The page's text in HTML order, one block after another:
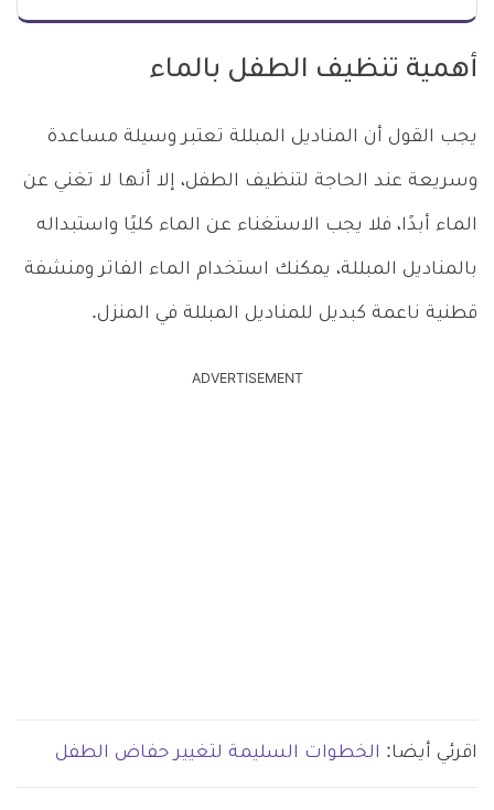
أهمية تنظيف الطفل بالماء
يجب القول أن المناديل المبللة تعتبر وسيلة مساعدة
وسريعة عند الحاجة لتنظيف الطفل، إلا أنها لا تغني عن
الماء أبدًا، فلا يجب الاستغناء عن الماء كليًا واستبداله
بالمناديل المبللة، يمكنك استخدام الماء الفاتر ومنشفة
قطنية ناعمة كبديل للمناديل المبللة في المنزل.
ADVERTISEMENT
اقرئي أيضا: الخطوات السليمة لتغيير حفاض الطفل